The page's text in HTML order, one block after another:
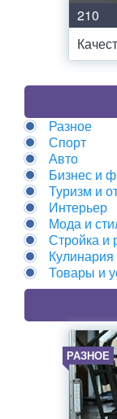
210
Разное
Спорт
Авто
Бизнес и
Туризм и
Интерьер
Мода и
Стройка и
Кулинария
Товары и
РАЗНОЕ